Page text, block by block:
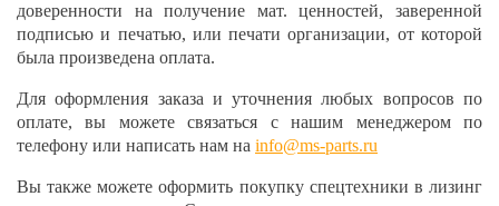
доверенности на получение мат. ценностей, заверенной
подписью и печатью, или печати организации, от которой
была произведена оплата.
Для оформления заказа и уточнения любых вопросов по
оплате, вы можете связаться с нашим менеджером по
телефону или написать нам на info@ms-parts.ru
Вы также можете оформить покупку спецтехники в лизинг